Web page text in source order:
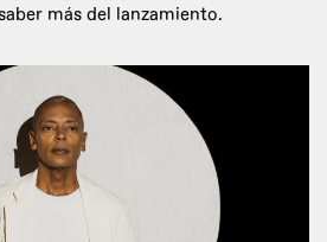
más del lanzamiento.